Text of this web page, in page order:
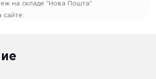
на складе "Нова Пошта"
сайте: